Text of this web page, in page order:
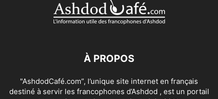
À PROPOS
"AshdodCafé.com”, l’unique site internet en français
destiné à servir les francophones d’Ashdod , est un portail